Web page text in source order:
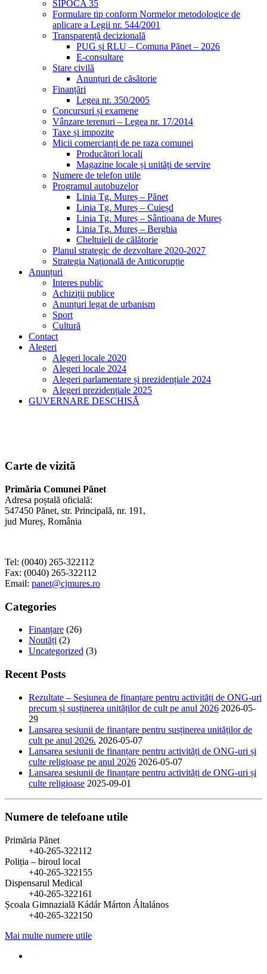
SIPOCA 35
Formulare tip conform Normelor metodologice de
aplicare a Legii nr. 544/2001
Transparență decizională
PUG și RLU – Comuna Pănet – 2026
E-consultare
Stare civilă
Anunțuri de căsătorie
Finanțări
Legea nr. 350/2005
Concursuri și examene
Vânzare terenuri – Legea nr. 17/2014
Taxe și impozite
Micii comercianți de pe raza comunei
Producători locali
Magazine locale și unități de servire
Numere de telefon utile
Programul autobuzelor
Linia Tg. Mureș – Pănet
Linia Tg. Mureș – Cuieșd
Linia Tg. Mureș – Sântioana de Mureș
Linia Tg. Mureș – Berghia
Cheltuieli de călătorie
Planul strategic de dezvoltare 2020-2027
Strategia Națională de Anticorupție
Anunțuri
Interes public
Achiziții publice
Anunțuri legat de urbanism
Sport
Cultură
Contact
Alegeri
Alegeri locale 2020
Alegeri locale 2024
Alegeri parlamentare și prezidențiale 2024
Alegeri prezidențiale 2025
GUVERNARE DESCHISĂ
Carte de vizită
Primăria Comunei Pănet
Adresa poștală oficială:
547450 Pănet, str. Principală, nr. 191,
jud Mureș, România
Tel: (0040) 265-322112
Fax: (0040) 265-322112
Email: panet@cjmures.ro
Categories
Finanțare (26)
Noutăți (2)
Uncategorized (3)
Recent Posts
Rezultate – Sesiunea de finanțare pentru activități de ONG-uri
precum și susținerea unităților de cult pe anul 2026 2026-05-
29
Lansarea sesiunii de finanțare pentru susținerea unităților de
cult pe anul 2026. 2026-05-07
Lansarea sesiunii de finanțare pentru activități de ONG-uri și
culte religioase pe anul 2026 2026-05-07
Lansarea sesiunii de finanțare pentru activități de ONG-uri și
culte religioase 2025-09-01
Numere de telefoane utile
Primăria Pănet
+40-265-322112
Poliția – biroul local
+40-265-322155
Dispensarul Medical
+40-265-322161
Școala Gimnazială Kádár Márton Általános
+40-265-322150
Mai multe numere utile